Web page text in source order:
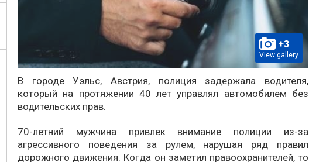
+3
View gallery
В городе Уэльс, Австрия, полиция задержала водителя,
который на протяжении 40 лет управлял автомобилем без
водительских прав.
70-летний мужчина привлек внимание полиции из-за
агрессивного поведения за рулем, нарушая ряд правил
дорожного движения. Когда он заметил правоохранителей, то